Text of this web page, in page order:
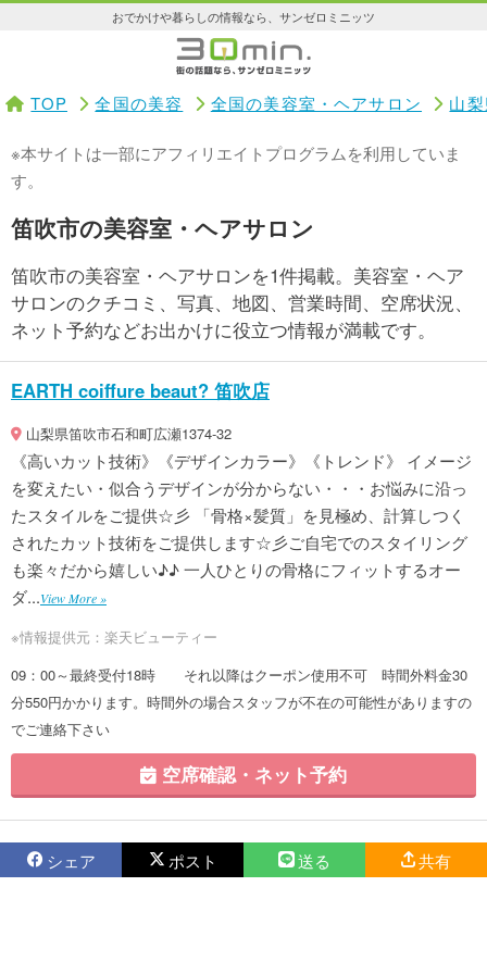
おでかけや暮らしの情報なら、サンゼロミニッツ
TOP 全国の美容 全国の美容室・ヘアサロン 山
※本サイトは一部にアフィリエイトプログラムを利用していま
す。
笛吹市の美容室・ヘアサロン
笛吹市の美容室・ヘアサロンを1件掲載。美容室・ヘア
サロンのクチコミ、写真、地図、営業時間、空席状況、
ネット予約などお出かけに役立つ情報が満載です。
EARTH coiffure beaut? 笛吹店
山梨県笛吹市石和町広瀬1374-32
《高いカット技術》《デザインカラー》《トレンド》 イメージ
を変えたい・似合うデザインが分からない・・・お悩みに沿っ
たスタイルをご提供☆彡 「骨格×髪質」を見極め、計算しつく
されたカット技術をご提供します☆彡ご自宅でのスタイリング
も楽々だから嬉しい♪♪ 一人ひとりの骨格にフィットするオー
ダ...View More »
※情報提供元：楽天ビューティー
09：00～最終受付18時 それ以降はクーポン使用不可 時間外料金30
分550円かかります。時間外の場合スタッフが不在の可能性がありますの
でご連絡下さい
空席確認・ネット予約
シェア ポスト 送る 共有